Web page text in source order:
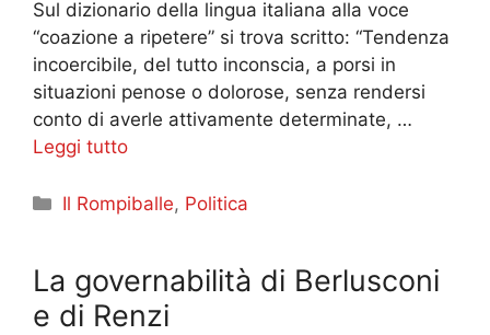
Sul dizionario della lingua italiana alla voce
“coazione a ripetere” si trova scritto: “Tendenza
incoercibile, del tutto inconscia, a porsi in
situazioni penose o dolorose, senza rendersi
conto di averle attivamente determinate, …
Leggi tutto
Categorie
Il Rompiballe, Politica
La governabilità di Berlusconi
e di Renzi